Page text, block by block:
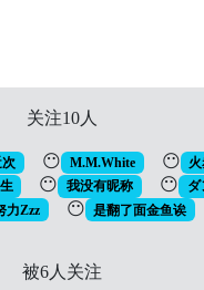
关注10人
😶 M.M.White 😶
😶 我没有昵称 😶 ダ
力Zzz 😶 是翻了面金鱼诶
被6人关注